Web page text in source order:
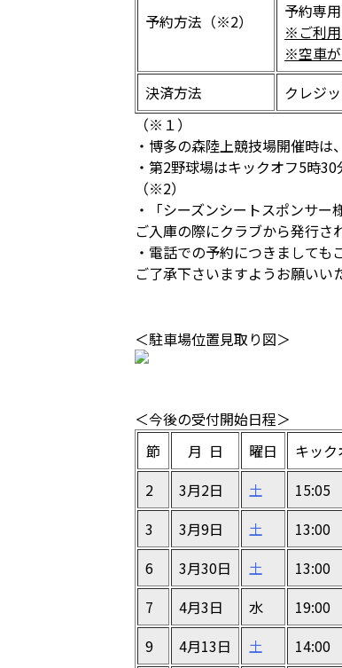
予約方法（※2）
予約専
※ご利用
※空車が
決済方法
クレジ
（※１）
・博多の森陸上競技場開催時
・第2野球場はキックオフ5時
（※2）
・「シーズンシートスポンサー
ご入庫の際にクラブから発行さ
・電話での予約につきまして
ご了承下さいますようお願いい
＜駐車場位置見取り図＞
＜今後の受付開始日程＞
節
月 日 曜日 キック
2
3月2日 土 15:05
3
3月9日 土 13:00
6
3月30日 土 13:00
7
4月3日 水 19:00
9
4月13日 土 14:00